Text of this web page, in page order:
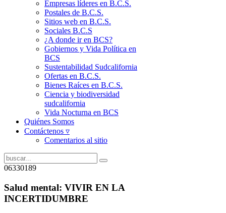
Empresas líderes en B.C.S.
Postales de B.C.S.
Sitios web en B.C.S.
Sociales B.C.S
¿A donde ir en BCS?
Gobiernos y Vida Política en
BCS
Sustentabilidad Sudcalifornia
Ofertas en B.C.S.
Bienes Raíces en B.C.S.
Ciencia y biodiversidad
sudcalifornia
Vida Nocturna en BCS
Quiénes Somos
Contáctenos ▿
Comentarios al sitio
06330189
Salud mental: VIVIR EN LA
INCERTIDUMBRE